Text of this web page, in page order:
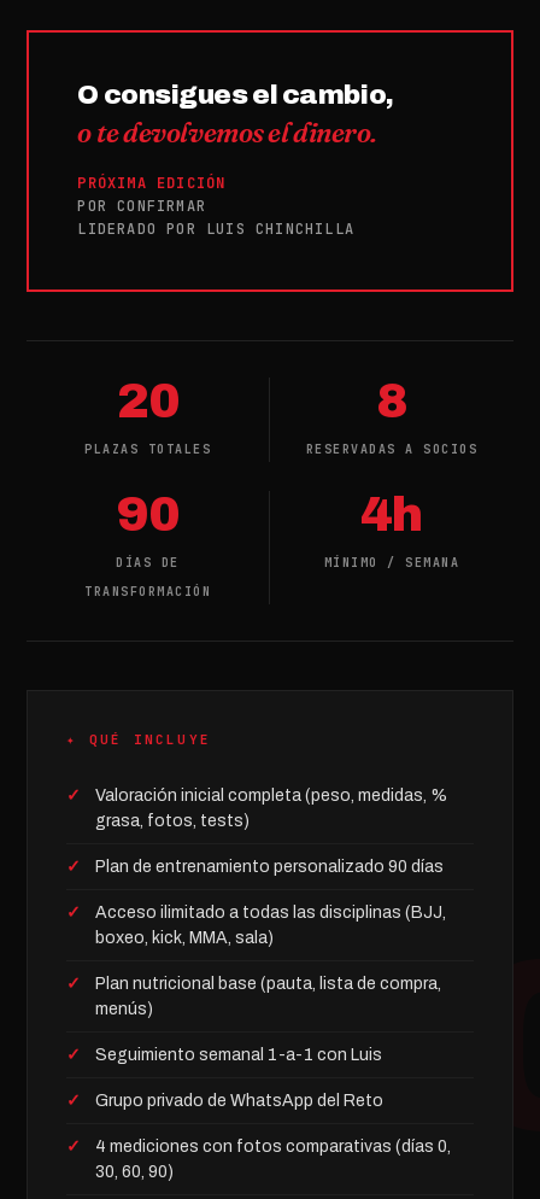
O consigues el cambio,
o te devolvemos el dinero.
PRÓXIMA EDICIÓN
POR CONFIRMAR
LIDERADO POR LUIS CHINCHILLA
20
PLAZAS TOTALES
8
RESERVADAS A SOCIOS
90
DÍAS DE
TRANSFORMACIÓN
4h
MÍNIMO / SEMANA
✦ QUÉ INCLUYE
Valoración inicial completa (peso, medidas, %
grasa, fotos, tests)
Plan de entrenamiento personalizado 90 días
Acceso ilimitado a todas las disciplinas (BJJ,
boxeo, kick, MMA, sala)
Plan nutricional base (pauta, lista de compra,
menús)
Seguimiento semanal 1-a-1 con Luis
Grupo privado de WhatsApp del Reto
4 mediciones con fotos comparativas (días 0,
30, 60, 90)